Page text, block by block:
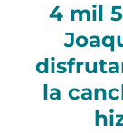
4 mil
la